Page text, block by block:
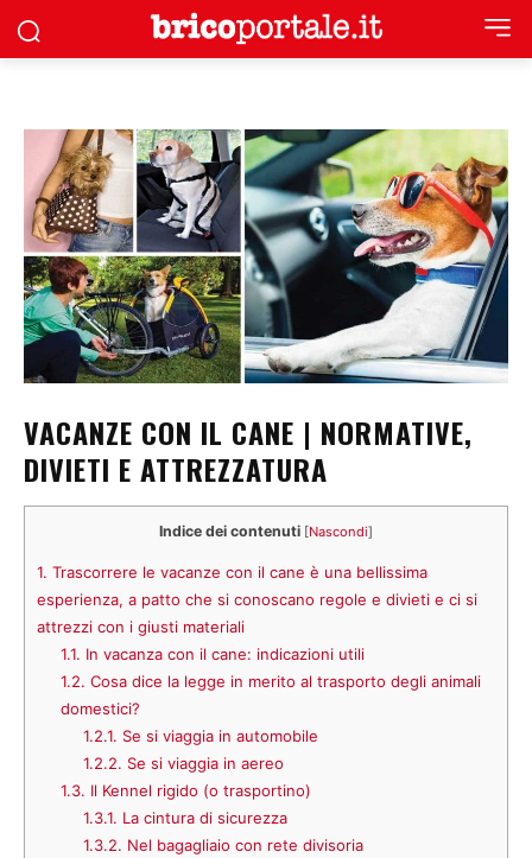
VACANZE CON IL CANE | NORMATIVE,
DIVIETI E ATTREZZATURA
Indice dei contenuti [Nascondi]
1. Trascorrere le vacanze con il cane è una bellissima
esperienza, a patto che si conoscano regole e divieti e ci si
attrezzi con i giusti materiali
1.1. In vacanza con il cane: indicazioni utili
1.2. Cosa dice la legge in merito al trasporto degli animali
domestici?
1.2.1. Se si viaggia in automobile
1.2.2. Se si viaggia in aereo
1.3. Il Kennel rigido (o trasportino)
1.3.1. La cintura di sicurezza
1.3.2. Nel bagagliaio con rete divisoria